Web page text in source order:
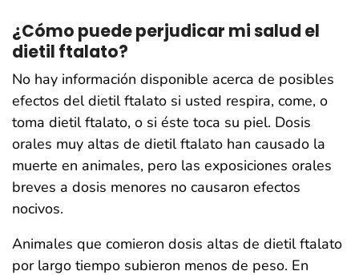
¿Cómo puede perjudicar mi salud el
dietil ftalato?
No hay información disponible acerca de posibles
efectos del dietil ftalato si usted respira, come, o
toma dietil ftalato, o si éste toca su piel. Dosis
orales muy altas de dietil ftalato han causado la
muerte en animales, pero las exposiciones orales
breves a dosis menores no causaron efectos
nocivos.
Animales que comieron dosis altas de dietil ftalato
por largo tiempo subieron menos de peso. En